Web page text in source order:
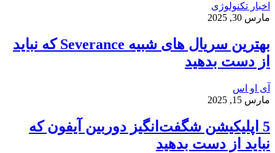
اخبار تکنولوژی
مارس 30, 2025
بهترین سریال های شبیه Severance که نباید
از دست بدهید
آی او اس
مارس 15, 2025
5 اپلیکیشن شگفت‌انگیز دوربین آیفون که
نباید از دست بدهید